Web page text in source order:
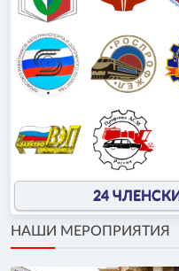
24
НАШИ МЕРОПРИЯТИЯ